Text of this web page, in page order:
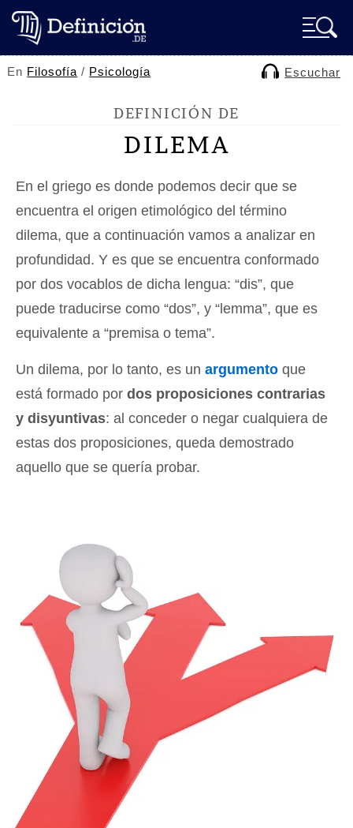
En Filosofía / Psicología Escuchar
DEFINICIÓN DE
DILEMA
En el griego es donde podemos decir que se
encuentra el origen etimológico del término
dilema, que a continuación vamos a analizar en
profundidad. Y es que se encuentra conformado
por dos vocablos de dicha lengua: “dis”, que
puede traducirse como “dos”, y “lemma”, que es
equivalente a “premisa o tema”.
Un dilema, por lo tanto, es un argumento que
está formado por dos proposiciones contrarias
y disyuntivas: al conceder o negar cualquiera de
estas dos proposiciones, queda demostrado
aquello que se quería probar.